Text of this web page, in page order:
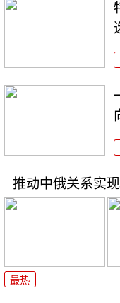
推动中俄关系实
最热